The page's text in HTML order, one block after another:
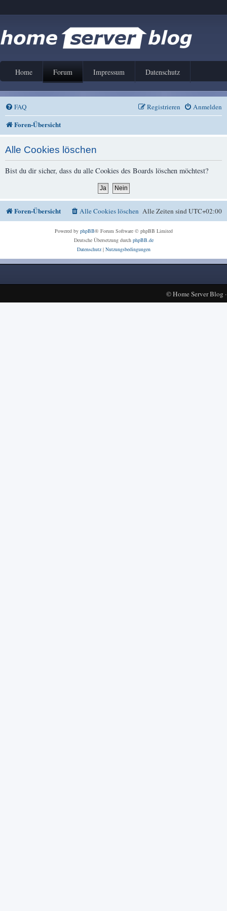
Home Forum Impressum Datenschutz
FAQ Anmelden
Registrieren
Foren-Übersicht
Alle Cookies löschen
Bist du dir sicher, dass du alle Cookies des Boards löschen möchtest?
Foren-Übersicht Alle Zeiten sindUTC+02:00
Alle Cookies löschen
Powered by phpBB® Forum Software © phpBB Limited
Deutsche Übersetzung durch phpBB.de
Datenschutz| Nutzungsbedingungen
©Home Server Blog